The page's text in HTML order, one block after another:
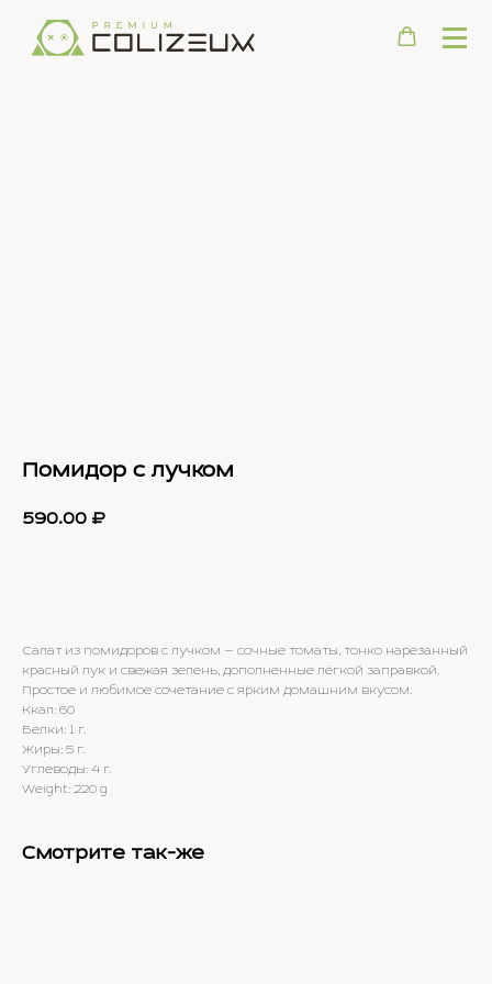
Помидор с лучком
590.00 ₽
Салат из помидоров с лучком — сочные томаты, тонко нарезанный
красный лук и свежая зелень, дополненные лёгкой заправкой.
Простое и любимое сочетание с ярким домашним вкусом.
Ккал: 60
Белки: 1 г.
Жиры: 5 г.
Углеводы: 4 г.
Weight: 220 g
Смотрите так-же